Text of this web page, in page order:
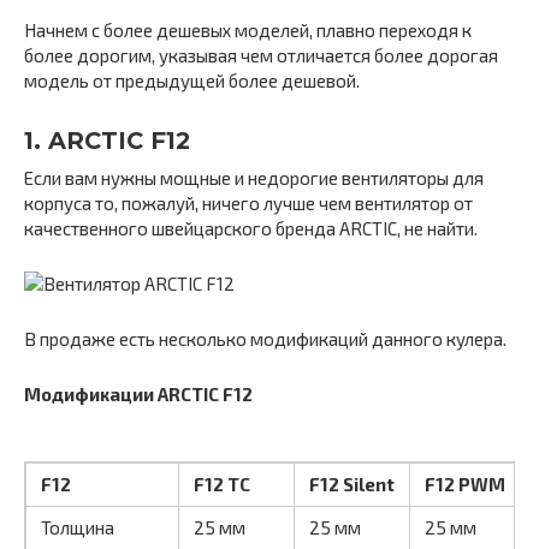
Начнем с более дешевых моделей, плавно переходя к
более дорогим, указывая чем отличается более дорогая
модель от предыдущей более дешевой.
1. ARCTIC F12
Если вам нужны мощные и недорогие вентиляторы для
корпуса то, пожалуй, ничего лучше чем вентилятор от
качественного швейцарского бренда ARCTIC, не найти.
В продаже есть несколько модификаций данного кулера.
Модификации ARCTIC F12
F12 F12 TC F12 Silent
F12 PWM
Толщина
25 мм 25 мм 25 мм